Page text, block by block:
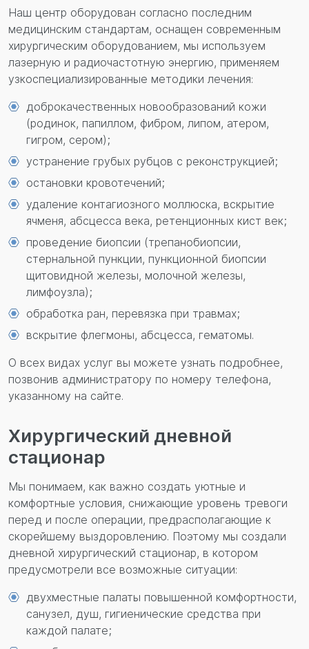
Наш центр оборудован согласно последним
медицинским стандартам, оснащен современным
хирургическим оборудованием, мы используем
лазерную и радиочастотную энергию, применяем
узкоспециализированные методики лечения:
доброкачественных новообразований кожи
(родинок, папиллом, фибром, липом, атером,
гигром, сером);
устранение грубых рубцов с реконструкцией;
остановки кровотечений;
удаление контагиозного моллюска, вскрытие
ячменя, абсцесса века, ретенционных кист век;
проведение биопсии (трепанобиопсии,
стернальной пункции, пункционной биопсии
щитовидной железы, молочной железы,
лимфоузла);
обработка ран, перевязка при травмах;
вскрытие флегмоны, абсцесса, гематомы.
О всех видах услуг вы можете узнать подробнее,
позвонив администратору по номеру телефона,
указанному на сайте.
Хирургический дневной
стационар
Мы понимаем, как важно создать уютные и
комфортные условия, снижающие уровень тревоги
перед и после операции, предрасполагающие к
скорейшему выздоровлению. Поэтому мы создали
дневной хирургический стационар, в котором
предусмотрели все возможные ситуации:
двухместные палаты повышенной комфортности,
санузел, душ, гигиенические средства при
каждой палате;